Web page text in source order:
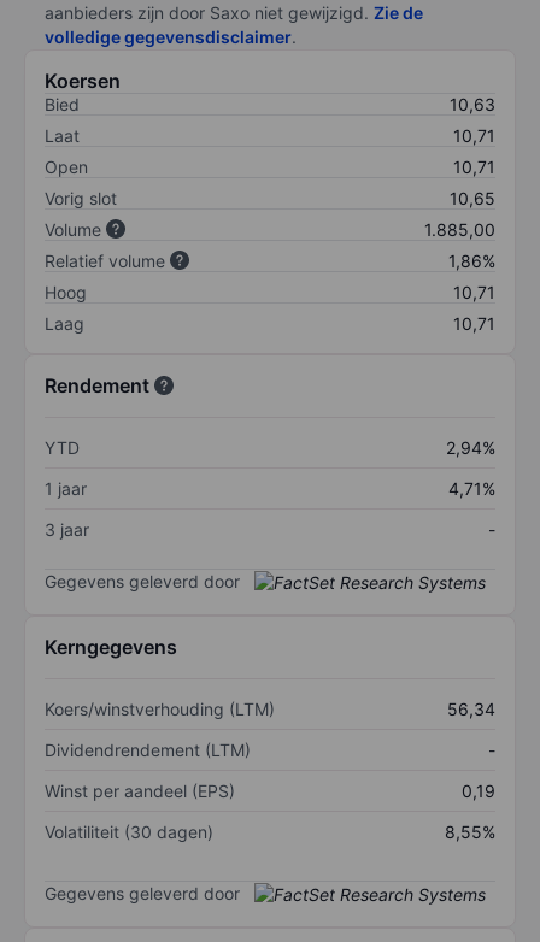
aanbieders zijn door Saxo niet gewijzigd. Zie de
volledige gegevensdisclaimer.
Koersen
Bied
10,63
Laat
10,71
Open
10,71
Vorig slot
10,65
Volume
1.885,00
Relatief volume
1,86%
Hoog
10,71
Laag
10,71
Rendement
YTD
2,94%
1 jaar
4,71%
3 jaar
-
Gegevens geleverd door
Kerngegevens
Koers/winstverhouding (LTM)
56,34
Dividendrendement (LTM)
-
Winst per aandeel (EPS)
0,19
Volatiliteit (30 dagen)
8,55%
Gegevens geleverd door